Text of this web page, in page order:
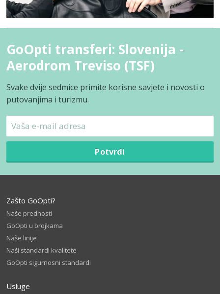
GoOpti transferi: Slovenija -
Aerodrom Treviso (TSF)
Svake dvije sedmice primite korisne savjete i novosti o
putovanjima i turizmu.
Potvrdi
Zašto GoOpti?
Naše prednosti
GoOpti u brojkama
Naše linije
Naši standardi kvalitete
GoOpti sigurnosni standardi
Usluge